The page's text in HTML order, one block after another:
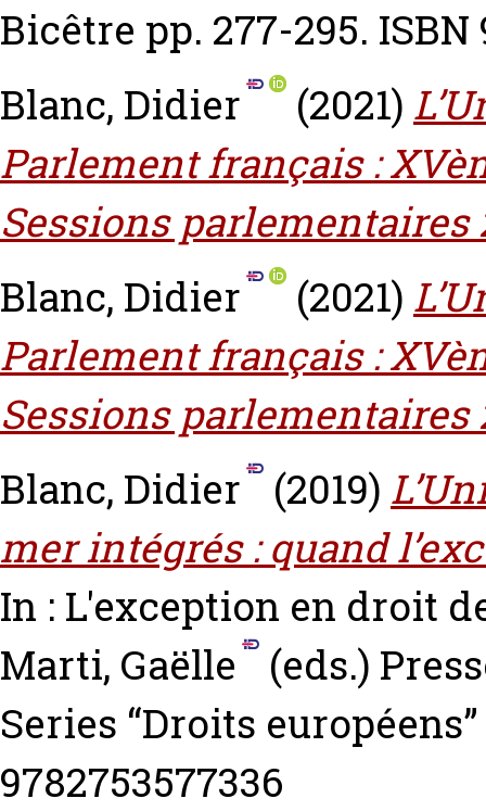
Bicêtre pp. 277-295. ISBN
Blanc, Didier
(2021)
Parlement français :
Sessions parlementaires
Blanc, Didier
(2021)
Parlement français :
Sessions parlementaires
Blanc, Didier
(2019)
mer intégrés : quand
In : L'exception en droit
Marti, Gaëlle
(eds.)
Series “Droits
9782753577336